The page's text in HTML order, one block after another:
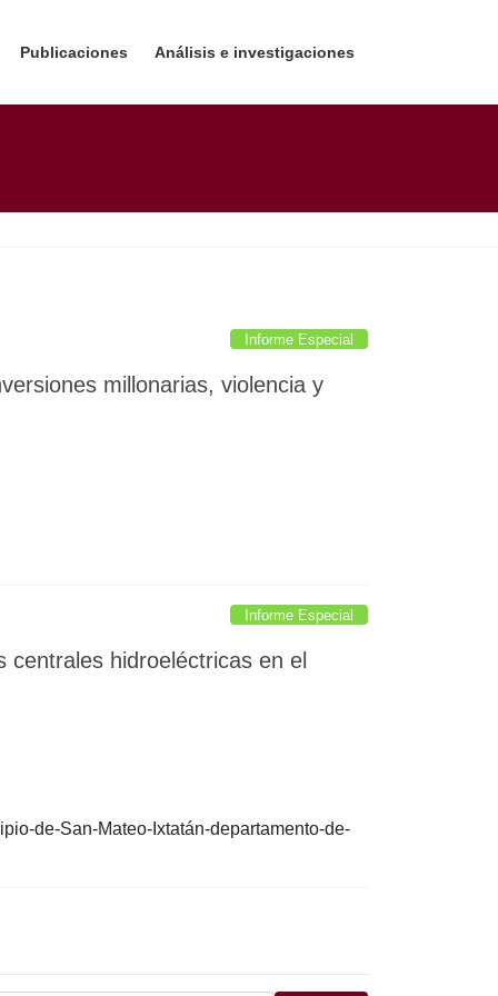
Publicaciones Análisis e investigaciones
Informe Especial
millonarias, violencia y
Informe Especial
hidroeléctricas en el
de-San-Mateo-Ixtatán-departamento-de-